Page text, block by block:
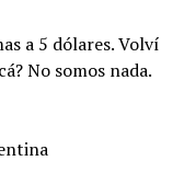
a 5 dólares. Volví
No somos nada.